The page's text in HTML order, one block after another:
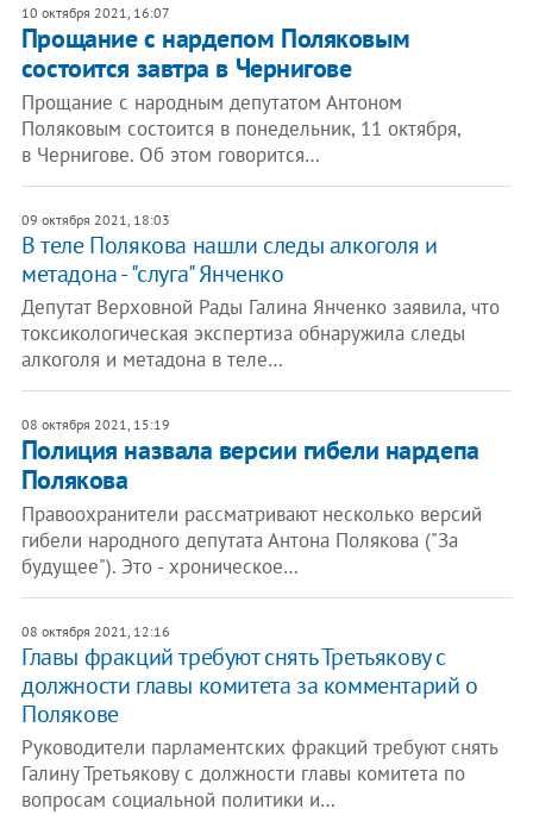
10 октября 2021, 16:07
Прощание с нардепом Поляковым
состоится завтра в Чернигове
Прощание с народным депутатом Антоном
Поляковым состоится в понедельник, 11 октября,
в Чернигове. Об этом говорится…
09 октября 2021, 18:03
В теле Полякова нашли следы алкоголя и
метадона - "слуга" Янченко
Депутат Верховной Рады Галина Янченко заявила, что
токсикологическая экспертиза обнаружила следы
алкоголя и метадона в теле…
08 октября 2021, 15:19
Полиция назвала версии гибели нардепа
Полякова
Правоохранители рассматривают несколько версий
гибели народного депутата Антона Полякова ("За
будущее"). Это - хроническое…
08 октября 2021, 12:16
Главы фракций требуют снять Третьякову с
должности главы комитета за комментарий о
Полякове
Руководители парламентских фракций требуют снять
Галину Третьякову с должности главы комитета по
вопросам социальной политики и…